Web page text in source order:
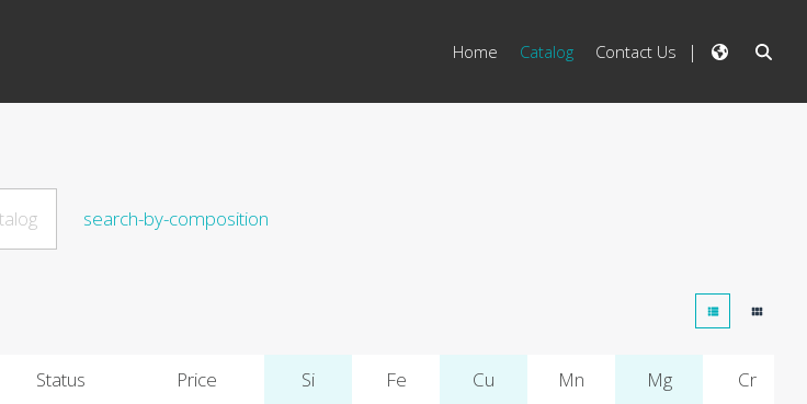
Home Catalog Contact Us
search-by-composition
Status Price Si Fe Cu Mn Mg Cr